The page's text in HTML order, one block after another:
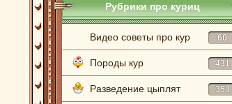
Рубрики про куриц
Видео советы про кур 60
Породы кур 431
Разведение цыплят 353